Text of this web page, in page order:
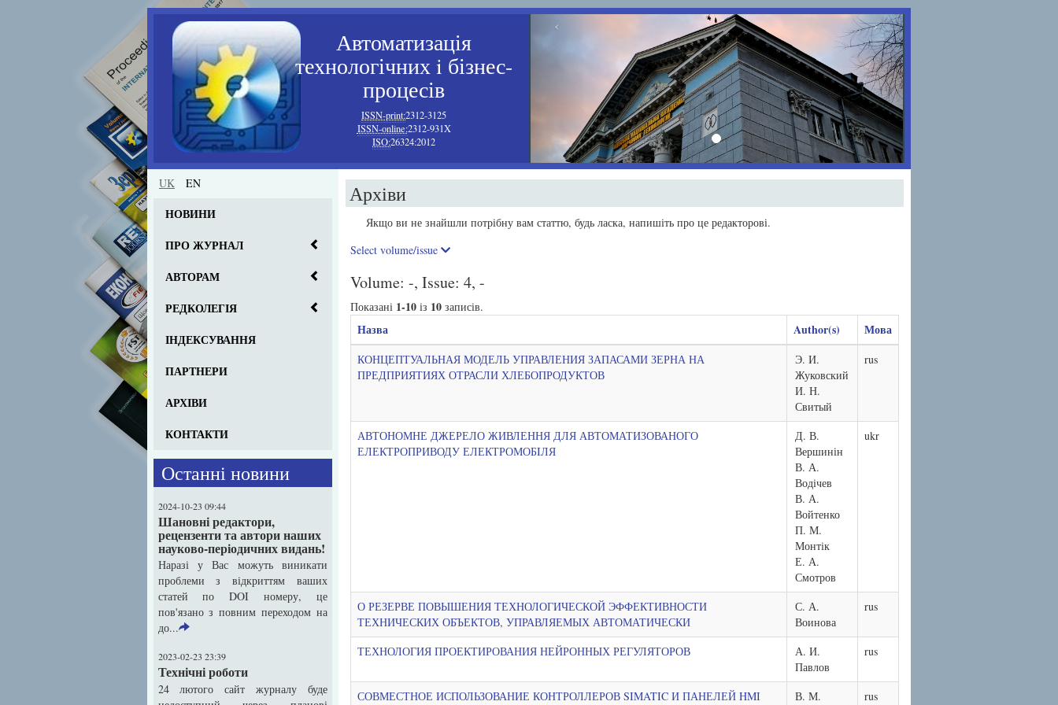
Автоматизація
технологічних i бізнес-
процесів
ISSN-print:2312-3125
ISSN-online:2312-931X
ISO:26324:2012
‹ ›
UK EN
НОВИНИ
ПРО ЖУРНАЛ
АВТОРАМ
РЕДКОЛЕГІЯ
ІНДЕКСУВАННЯ
ПАРТНЕРИ
АРХІВИ
КОНТАКТИ
Останні новини
2024-10-23 09:44
Шановні редактори,
рецензенти та автори наших
науково-періодичних видань!
Наразі у Вас можуть виникати
проблеми з відкриттям ваших
статей по DOI номеру, це
пов'язано з повним переходом на
до...
2023-02-23 23:39
Технічні роботи
24 лютого сайт журналу буде
Архіви
Якщо ви не знайшли потрібну вам статтю, будь ласка, напишіть про це редакторові.
Select volume/issue
Volume: -, Issue: 4, -
Показані 1-10із 10записів.
Назва Author(s) Мова
КОНЦЕПТУАЛЬНАЯ МОДЕЛЬ УПРАВЛЕНИЯ ЗАПАСАМИ ЗЕРНА НА
ПРЕДПРИЯТИЯХ ОТРАСЛИ ХЛЕБОПРОДУКТОВ
Э. И.
Жуковский
И. Н.
Свитый
rus
АВТОНОМНЕ ДЖЕРЕЛО ЖИВЛЕННЯ ДЛЯ АВТОМАТИЗОВАНОГО
ЕЛЕКТРОПРИВОДУ ЕЛЕКТРОМОБIЛЯ
Д. В.
Вершинін
В. А.
Водічев
В. А.
Войтенко
П. М.
Монтік
Е. А.
Смотров
ukr
О РЕЗЕРВЕ ПОВЫШЕНИЯ ТЕХНОЛОГИЧЕСКОЙ ЭФФЕКТИВНОСТИ
ТЕХНИЧЕСКИХ ОБЪЕКТОВ, УПРАВЛЯЕМЫХ АВТОМАТИЧЕСКИ
С. А.
Воинова
rus
ТЕХНОЛОГИЯ ПРОЕКТИРОВАНИЯ НЕЙРОННЫХ РЕГУЛЯТОРОВ
А. И.
Павлов
rus
СОВМЕСТНОЕ ИСПОЛЬЗОВАНИЕ КОНТРОЛЛЕРОВ SIMATIC И ПАНЕЛЕЙ HMI
В. М.
rus